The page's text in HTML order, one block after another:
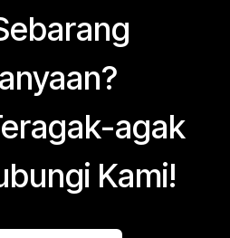
agak
Kami!